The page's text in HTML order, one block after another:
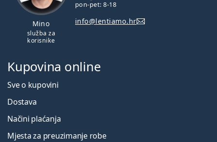
Mino
služba za
korisnike
pon-pet: 8-18
info@lentiamo.hr
Kupovina online
Sve o kupovini
Dostava
Načini plaćanja
Mjesta za preuzimanje robe